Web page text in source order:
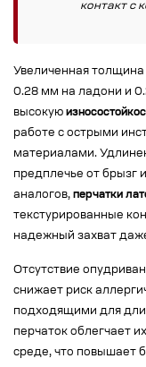
контакт с
Увеличенная толщина
0.28 мм на ладони и
высокую
работе с острыми
материалами.
предплечье от брызг
аналогов, перчатки
текстурированные
надежный захват
Отсутствие
снижает риск
подходящими для
перчаток облегчает
среде, что повышает